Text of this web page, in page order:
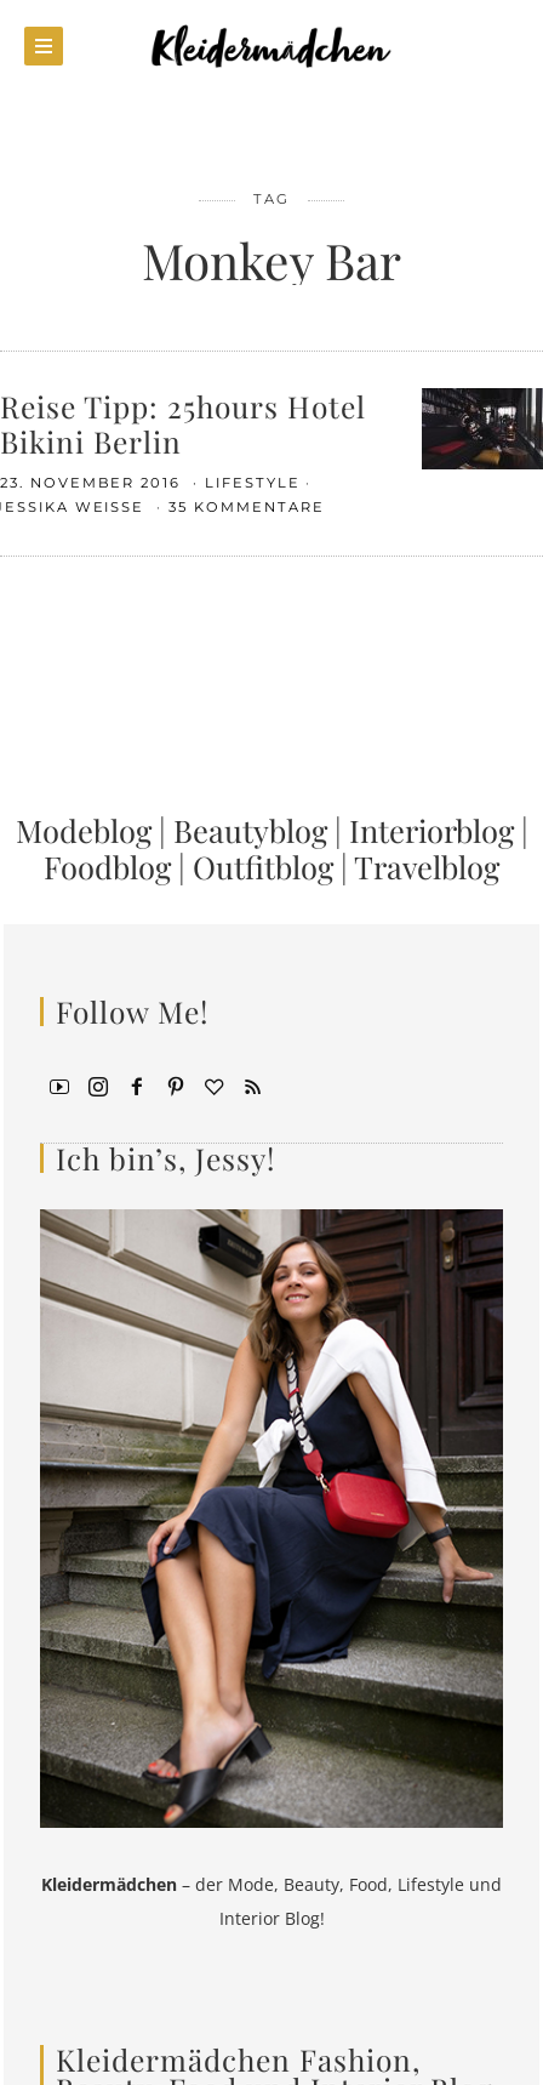
TAG
Monkey Bar
Reise Tipp: 25hours Hotel
Bikini Berlin
23. NOVEMBER 2016
LIFESTYLE
WEISSE
35 KOMMENTARE
Modeblog| Beautyblog| Interiorblog|
Foodblog| Outfitblog| Travelblog
Follow Me!
Ich bin’s, Jessy!
Kleidermädchen – der Mode, Beauty, Food, Lifestyle und
Interior Blog!
Kleidermädchen Fashion,